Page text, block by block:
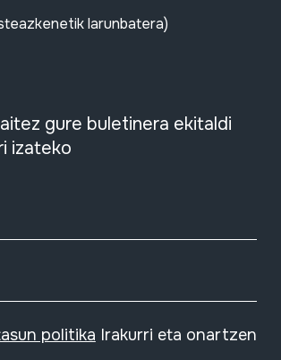
larunbatera)
gure buletinera ekitaldi
izateko
politika Irakurri eta onartzen